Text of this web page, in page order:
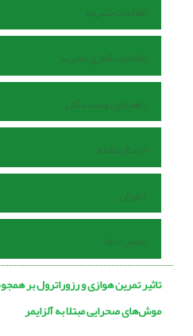
اطلاعات نشریه
اطلاعات آماری نشریه
راهنمای نویسندگان
ارسال مقاله
داوران
تماس با ما
تاثیر تمرین هوازی و رزوراترول بر
موش‌های صحرایی مبتلا به آلزایمر